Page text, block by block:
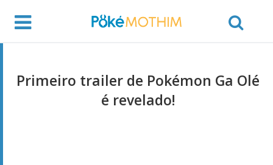
Primeiro trailer de Pokémon Ga Olé
é revelado!